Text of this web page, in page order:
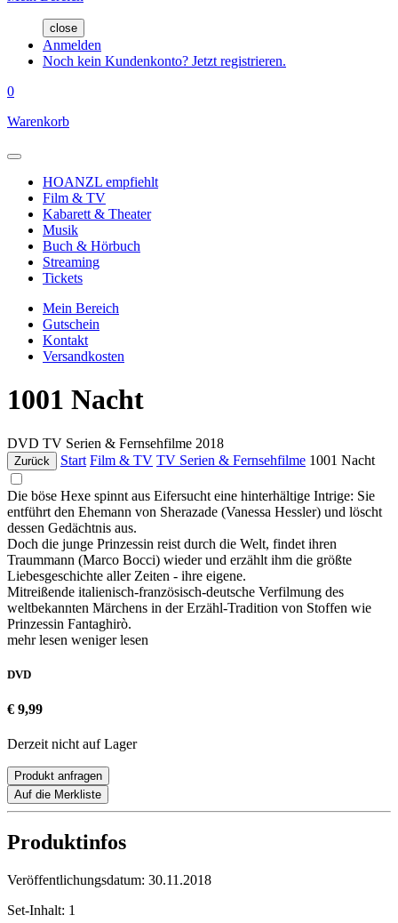
close
Anmelden
Noch kein Kundenkonto? Jetzt registrieren.
0
Warenkorb
HOANZL empfiehlt
Film & TV
Kabarett & Theater
Musik
Buch & Hörbuch
Streaming
Tickets
Mein Bereich
Gutschein
Kontakt
Versandkosten
1001 Nacht
DVD TV Serien & Fernsehfilme 2018
Zurück Start Film & TV TV Serien & Fernsehfilme 1001 Nacht
Die böse Hexe spinnt aus Eifersucht eine hinterhältige Intrige: Sie
entführt den Ehemann von Sherazade (Vanessa Hessler) und löscht
dessen Gedächtnis aus.
Doch die junge Prinzessin reist durch die Welt, findet ihren
Traummann (Marco Bocci) wieder und erzählt ihm die größte
Liebesgeschichte aller Zeiten - ihre eigene.
Mitreißende italienisch-französisch-deutsche Verfilmung des
weltbekannten Märchens in der Erzähl-Tradition von Stoffen wie
Prinzessin Fantaghirò.
mehr lesen weniger lesen
DVD
€ 9,99
Derzeit nicht auf Lager
Produkt anfragen
Auf die Merkliste
Produktinfos
Veröffentlichungsdatum: 30.11.2018
Set-Inhalt: 1